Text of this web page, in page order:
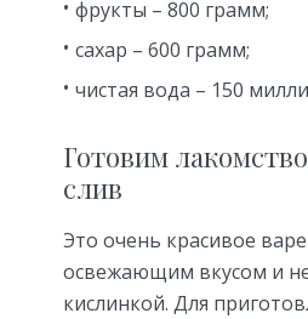
фрукты – 800 грамм;
сахар – 600 грамм;
чистая вода – 150
Готовим
слив
Это очень красивое
освежающим вкусом и
кислинкой. Для